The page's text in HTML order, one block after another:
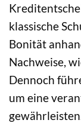
klassische
Bonität
Nachweise,
Dennoch
um eine